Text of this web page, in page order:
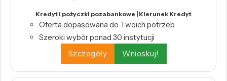
Kredyt i pożyczki pozabankowe | Kierunek Kredyt
Oferta dopasowana do Twoich potrzeb
Szeroki wybór ponad 30 instytucji
Szczegóły
Wnioskuj!